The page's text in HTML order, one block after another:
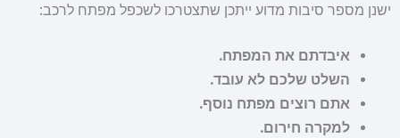
ישנן מספר סיבות מדוע ייתכן שתצטרכו לשכפל מפתח לרכב:
איבדתם את המפתח.
השלט שלכם לא עובד.
אתם רוצים מפתח נוסף.
למקרה חירום.